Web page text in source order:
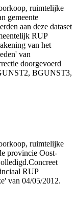
ruimtelijke
gemeente
aan deze dataset
RUP
van het
van
doorgevoerd
BGUNST3,
ruimtelijke
provincie Oost-
RUP
van 04/05/2012.